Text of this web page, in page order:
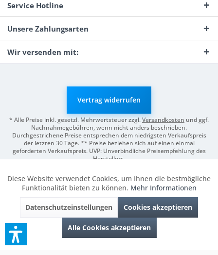
Service Hotline
Unsere Zahlungsarten
Wir versenden mit:
Vertrag widerrufen
* Alle Preise inkl. gesetzl. Mehrwertsteuer zzgl.Versandkosten und ggf.
Nachnahmegebühren, wenn nicht anders beschrieben.
Durchgestrichene Preise entsprechen dem niedrigsten Verkaufspreis
der letzten 30 Tage. ** Preise beziehen sich auf einen einmal
geforderten Verkaufspreis. UVP: Unverbindliche Preisempfehlung des
Herstellers.
Funktionale Aktiv
Marketing Inaktiv
Tracking Inaktiv
Diese Website verwendet Cookies, um Ihnen die bestmögliche
Funktionalität bieten zu können. Mehr Informationen
Datenschutzeinstellungen Cookies akzeptieren
Alle Cookies akzeptieren